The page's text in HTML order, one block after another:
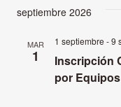
la
septiembre 2026
MAR
1
Inscripción
por
1 septiembre -9